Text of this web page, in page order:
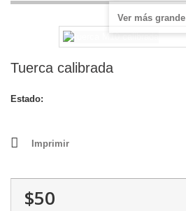
Ver más grande
Tuerca calibrada
Estado:
Imprimir
$50